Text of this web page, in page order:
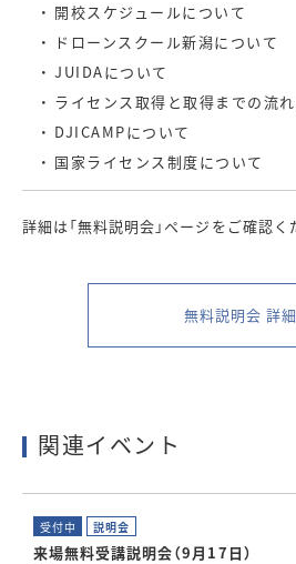
・ 開校スケジュールについて
・ ドローンスクール新潟について
・ JUIDAについて
・ ライセンス取得と取得までの流
・ DJICAMPについて
・ 国家ライセンス制度について
詳細は「無料説明会」ページをご確認く
無料説明会 詳
関連イベント
受付中 説明会
来場無料受講説明会（9月17日）